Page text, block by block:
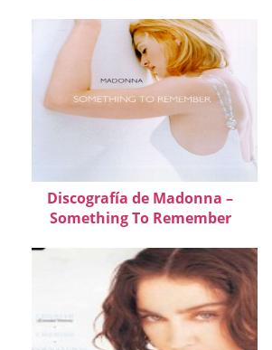
Discografía de Madonna –
Something To Remember